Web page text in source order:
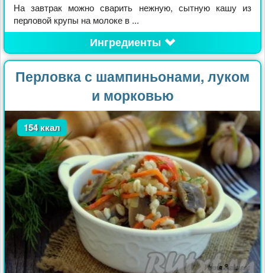
На завтрак можно сварить нежную, сытную кашу из
перловой крупы на молоке в ...
Ингредиенты
Перловка с шампиньонами, луком
и морковью
154 ккал